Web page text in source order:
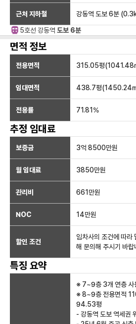
근처 지하철 강동역 도보 6분 (0.3
5호선 강동역 도보 6분
면적 정보
전용면적 315.05평(1041.48
임대면적 438.7평(1450.24
전용률 71.81 %
추정 임대료
보증금 3억 8500만원
월 임대료 3850만원
관리비 661만원
NOC 14만원
할인 조건
임차사의 조건에 따라
해 문의해 주시기 바랍
특징 요약
※ 7~9층 3개 연층 사
※ 8~9층 전용면적
94.53평
- 강동역 도보 역세권